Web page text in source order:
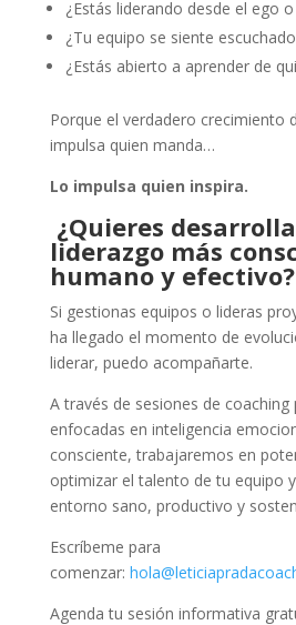
¿Estás liderando desde el ego
¿Tu equipo se siente
¿Estás abierto a aprender de
Porque el verdadero crecimiento
impulsa quien manda…
Lo impulsa quien inspira.
¿Quieres
liderazgo más
humano y efectivo?
Si gestionas equipos o lideras
ha llegado el momento de
liderar, puedo acompañarte.
A través de sesiones de coaching
enfocadas en inteligencia
consciente, trabajaremos en
optimizar el talento de tu equipo
entorno sano, productivo y
Escríbeme para
comenzar:
Agenda tu sesión informativa